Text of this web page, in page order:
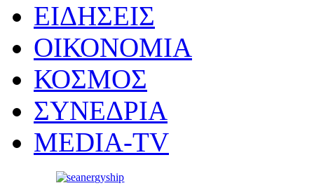
ΕΙΔΗΣΕΙΣ
ΟΙΚΟΝΟΜΙΑ
ΚΟΣΜΟΣ
ΣΥΝΕΔΡΙΑ
MEDIA-TV